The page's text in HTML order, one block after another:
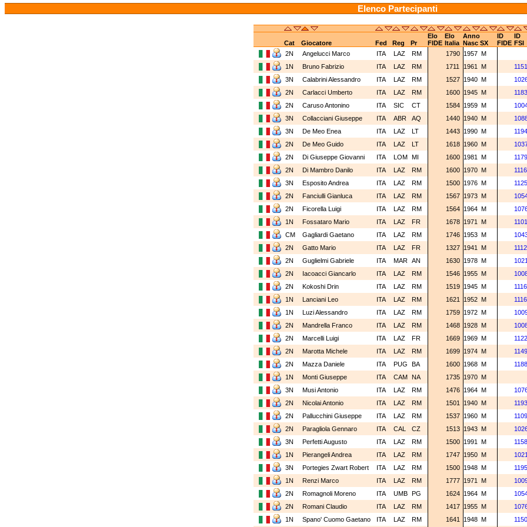
Elenco Partecipanti
Elo Elo Anno ID
ID
Cat
Giocatore Fed Reg Pr FIDE Italia Nasc SX FIDE FSI
2N
Angelucci Marco ITA LAZ RM 1790 1957 M
1N
Bruno Fabrizio ITA LAZ RM 1711 1961 M
3N
Calabrini Alessandro ITA LAZ RM 1527 1940 M
2N
Carlacci Umberto ITA LAZ RM 1600 1945 M
2N
Caruso Antonino ITA SIC CT 1584 1959 M
3N
Collacciani Giuseppe ITA ABR AQ 1440 1940 M
3N
De Meo Enea ITA LAZ LT 1443 1990 M
2N
De Meo Guido ITA LAZ LT 1618 1960 M
2N
Di Giuseppe Giovanni ITA LOM MI 1600 1981 M
2N
Di Mambro Danilo ITA LAZ RM 1600 1970 M
3N
Esposito Andrea ITA LAZ RM 1500 1976 M
2N
Fanciulli Gianluca ITA LAZ RM 1567 1973 M
2N
Ficorella Luigi ITA LAZ RM 1564 1964 M
1N
Fossataro Mario ITA LAZ FR 1678 1971 M
CM
Gagliardi Gaetano ITA LAZ RM 1746 1953 M
2N
Gatto Mario ITA LAZ FR 1327 1941 M
2N
Guglielmi Gabriele ITA MAR AN 1630 1978 M
2N
Iacoacci Giancarlo ITA LAZ RM 1546 1955 M
2N
Kokoshi Drin ITA LAZ RM 1519 1945 M
1N
Lanciani Leo ITA LAZ RM 1621 1952 M
1N
Luzi Alessandro ITA LAZ RM 1759 1972 M
2N
Mandrella Franco ITA LAZ RM 1468 1928 M
2N
Marcelli Luigi ITA LAZ FR 1669 1969 M
2N
Marotta Michele ITA LAZ RM 1699 1974 M
2N
Mazza Daniele ITA PUG BA 1600 1968 M
1N
Monti Giuseppe ITA CAM NA 1735 1970 M
3N
Musi Antonio ITA LAZ RM 1476 1964 M
2N
Nicolai Antonio ITA LAZ RM 1501 1940 M
2N
Pallucchini Giuseppe ITA LAZ RM 1537 1960 M
2N
Paragliola Gennaro ITA CAL CZ 1513 1943 M
3N
Perfetti Augusto ITA LAZ RM 1500 1991 M
1N
Pierangeli Andrea ITA LAZ RM 1747 1950 M
3N
Portegies Zwart Robert ITA LAZ RM 1500 1948 M
1N
Renzi Marco ITA LAZ RM 1777 1971 M
2N
Romagnoli Moreno ITA UMB PG 1624 1964 M
2N
Romani Claudio ITA LAZ RM 1417 1955 M
1N
Spano' Cuomo Gaetano ITA LAZ RM 1641 1948 M